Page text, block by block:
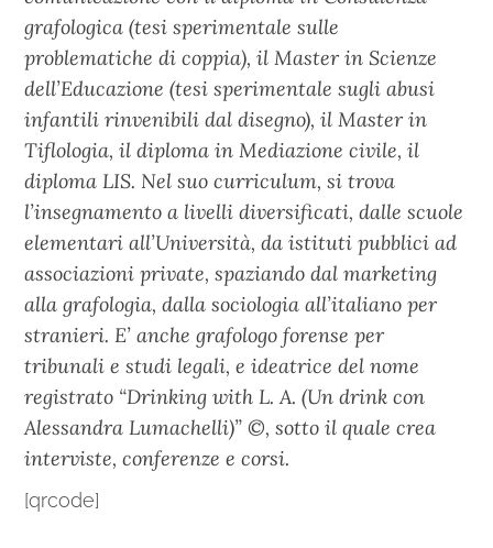
grafologica (tesi sperimentale sulle
problematiche di coppia), il Master in Scienze
dell’Educazione (tesi sperimentale sugli abusi
infantili rinvenibili dal disegno), il Master in
Tiflologia, il diploma in Mediazione civile, il
diploma LIS. Nel suo curriculum, si trova
l’insegnamento a livelli diversificati, dalle scuole
elementari all’Università, da istituti pubblici ad
associazioni private, spaziando dal marketing
alla grafologia, dalla sociologia all’italiano per
stranieri. E’ anche grafologo forense per
tribunali e studi legali, e ideatrice del nome
registrato “Drinking with L. A. (Un drink con
Alessandra Lumachelli)” ©, sotto il quale crea
interviste, conferenze e corsi.
[qrcode]